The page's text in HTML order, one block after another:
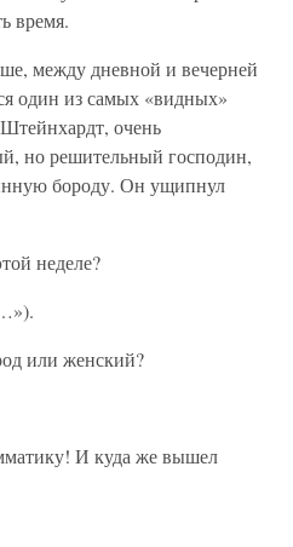
время.
между дневной и вечерней
один из самых «видных»
очень
но решительный господин,
бороду. Он ущипнул
неделе?
или женский?
И куда же вышел